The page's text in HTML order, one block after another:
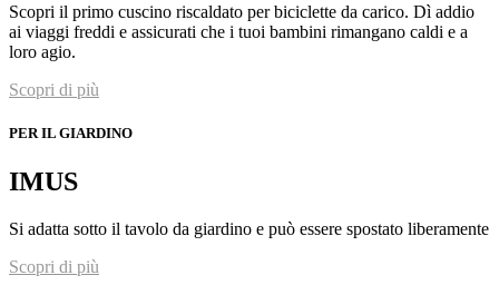
Scopri il primo cuscino riscaldato per biciclette da carico. Dì addio
ai viaggi freddi e assicurati che i tuoi bambini rimangano caldi e a
loro agio.
Scopri di più
PER IL GIARDINO
IMUS
Si adatta sotto il tavolo da giardino e può essere spostato liberamente
Scopri di più